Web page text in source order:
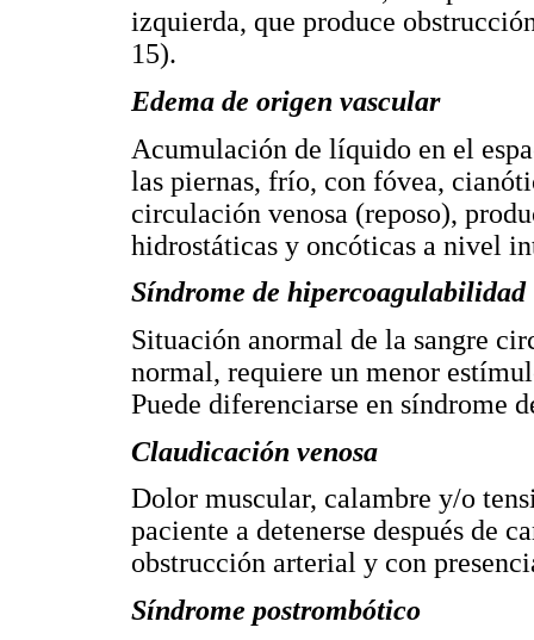
izquierda, que produce
15).
Edema de origen vascular
Acumulación de líquido en el
las piernas, frío, con fóvea,
circulación venosa (reposo),
hidrostáticas y oncóticas a nivel
Síndrome de hipercoagulabilidad
Situación anormal de la sangre
normal, requiere un menor
Puede diferenciarse en síndrome
Claudicación venosa
Dolor muscular, calambre y/o
paciente a detenerse después de
obstrucción arterial y con
Síndrome postrombótico